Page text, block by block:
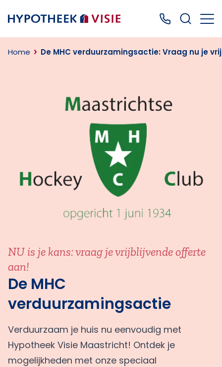
Terug naar home Bel ons: 0499
Home De MHC verduurzamingsactie: Vraag nu je
NU is je kans: vraag je vrijblijvende offerte
aan!
De MHC
verduurzamingsactie
Verduurzaam je huis nu eenvoudig met
Hypotheek Visie Maastricht! Ontdek je
mogelijkheden met onze speciaal